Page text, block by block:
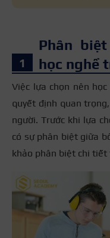
Phân
học nghề
Việc lựa chọn nên
quyết định quan
người. Trước khi lựa
có sự phân biệt giữa
khảo phân biệt chi tiết